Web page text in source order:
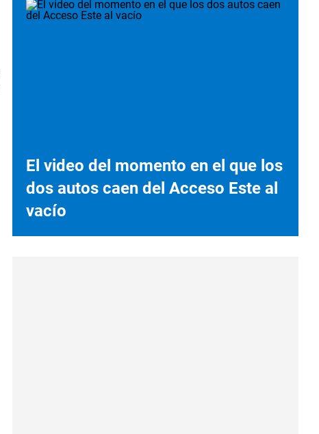
El video del momento en el que los
dos autos caen del Acceso Este al
vacío